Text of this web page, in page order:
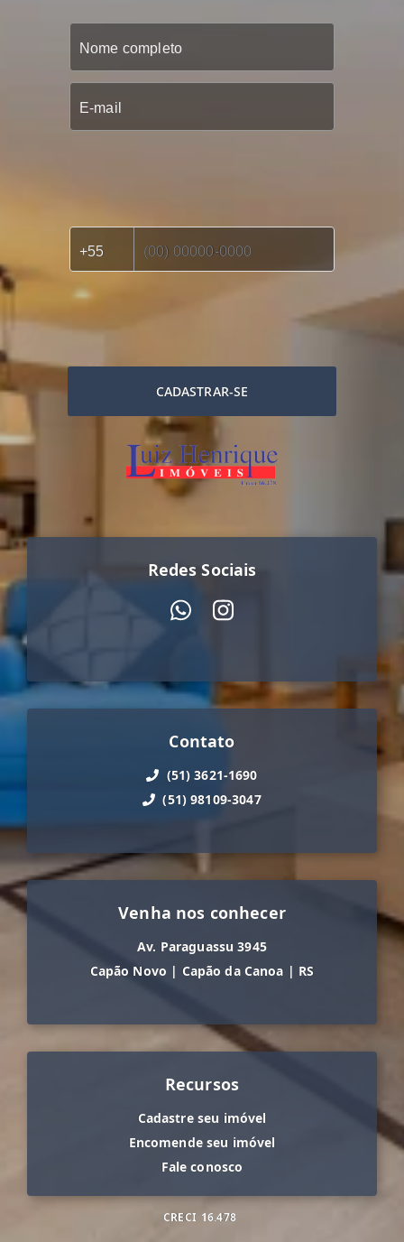
CADASTRAR-SE
Redes Sociais
Contato
(51) 3621-1690
(51) 98109-3047
Venha nos conhecer
Av. Paraguassu 3945
Capão Novo | Capão da Canoa | RS
Recursos
Cadastre seu imóvel
Encomende seu imóvel
Fale conosco
CRECI 16.478